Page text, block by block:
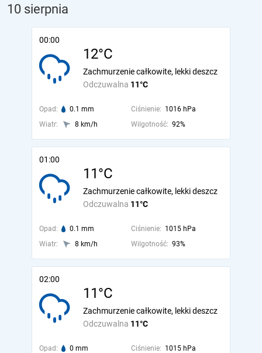
10 sierpnia
00:00
12°C
Odczuwalna 11°C
Zachmurzenie całkowite, lekki deszcz
Opad: 0.1 mm Ciśnienie: 1016 hPa
Wiatr:
8 km/h Wilgotność: 92%
01:00
11°C
Odczuwalna 11°C
Zachmurzenie całkowite, lekki deszcz
Opad: 0.1 mm Ciśnienie: 1015 hPa
Wiatr:
8 km/h Wilgotność: 93%
02:00
11°C
Odczuwalna 11°C
Zachmurzenie całkowite, lekki deszcz
Opad: 0 mm Ciśnienie: 1015 hPa